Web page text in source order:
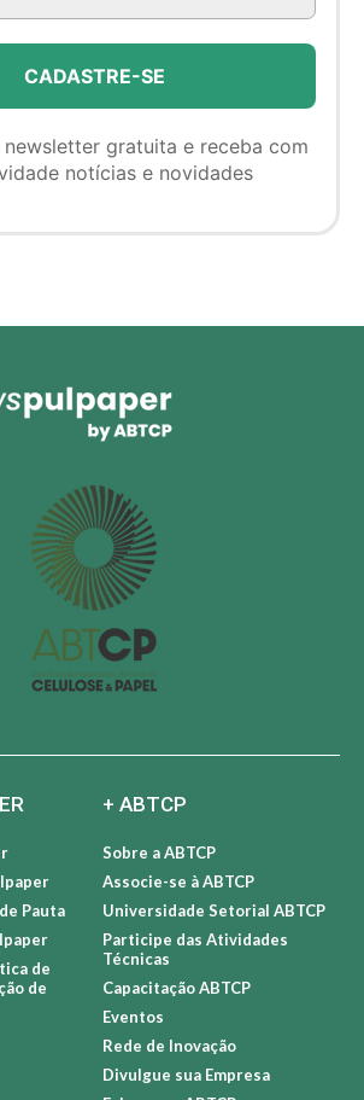
newsletter gratuita e receba com
notícias e novidades
Pauta
de
de
+ ABTCP
Sobre a ABTCP
Associe-se à ABTCP
Universidade Setorial ABTCP
Participe das Atividades
Técnicas
Capacitação ABTCP
Eventos
Rede de Inovação
Divulgue sua Empresa